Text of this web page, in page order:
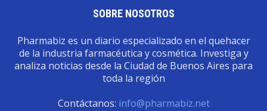
SOBRE NOSOTROS
Pharmabiz es un diario especializado en el quehacer
de la industria farmacéutica y cosmética. Investiga y
analiza noticias desde la Ciudad de Buenos Aires para
toda la región
Contáctanos: info@pharmabiz.net